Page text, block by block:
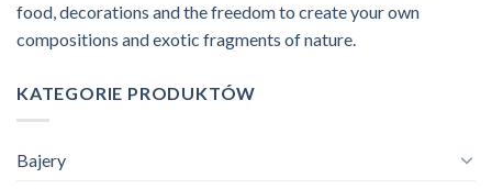
food, decorations and the freedom to create your own
compositions and exotic fragments of nature.
KATEGORIE PRODUKTÓW
Bajery